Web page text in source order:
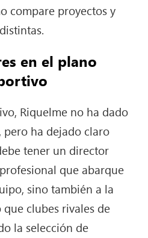
compare proyectos y
en el plano
Riquelme no ha dado
pero ha dejado claro
tener un director
que abarque
sino también a la
clubes rivales de
la selección de